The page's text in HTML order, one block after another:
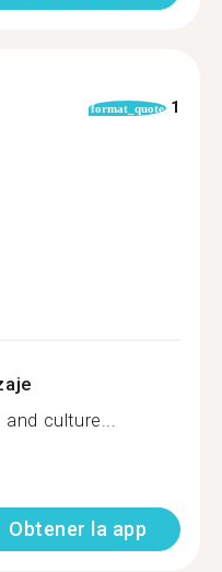
format_quote 1
culture...
Obtener la app